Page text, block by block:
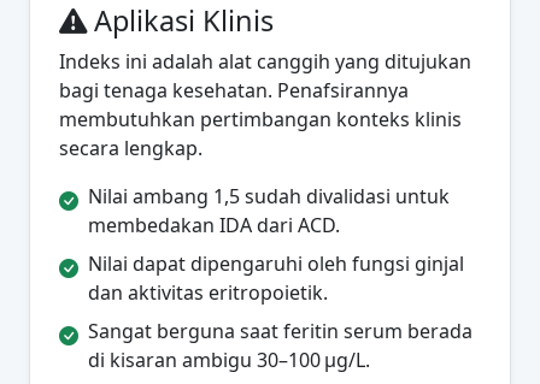
Aplikasi Klinis
Indeks ini adalah alat canggih yang ditujukan
bagi tenaga kesehatan. Penafsirannya
membutuhkan pertimbangan konteks klinis
secara lengkap.
Nilai ambang 1,5 sudah divalidasi untuk
membedakan IDA dari ACD.
Nilai dapat dipengaruhi oleh fungsi ginjal
dan aktivitas eritropoietik.
Sangat berguna saat feritin serum berada
di kisaran ambigu 30–100 µg/L.